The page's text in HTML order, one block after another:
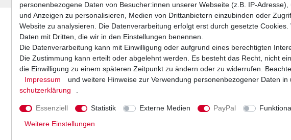
Zündkerze NGK CR7E Kawasaki KVF 650 Brute
personenbezogene Daten von Besucher:innen unserer Webseite (z.B. IP-Adresse),
und Anzeigen zu personalisieren, Medien von Drittanbietern einzubinden oder
Website zu analysieren. Die Datenverarbeitung erfolgt erst durch gesetzte Cookies.
Daten mit Dritten, die wir in den Einstellungen benennen.
Die Datenverarbeitung kann mit Einwilligung oder aufgrund eines berechtigten
Die Zustimmung kann erteilt oder abgelehnt werden. Es besteht das Recht, nicht
die Einwilligung zu einem späteren Zeitpunkt zu ändern oder zu widerrufen.
Impressum
und weitere Hinweise zur Verwendung personenbezogener Daten in
schutz­erklärung
Essenziell Statistik Externe Medien PayPal
Weitere Einstellungen